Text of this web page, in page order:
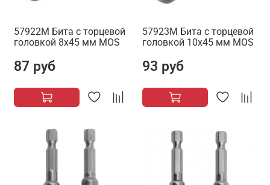
57922М Бита с торцевой
головкой 8х45 мм MOS
87 руб
57923М Бита с торцевой
головкой 10х45 мм MOS
93 руб